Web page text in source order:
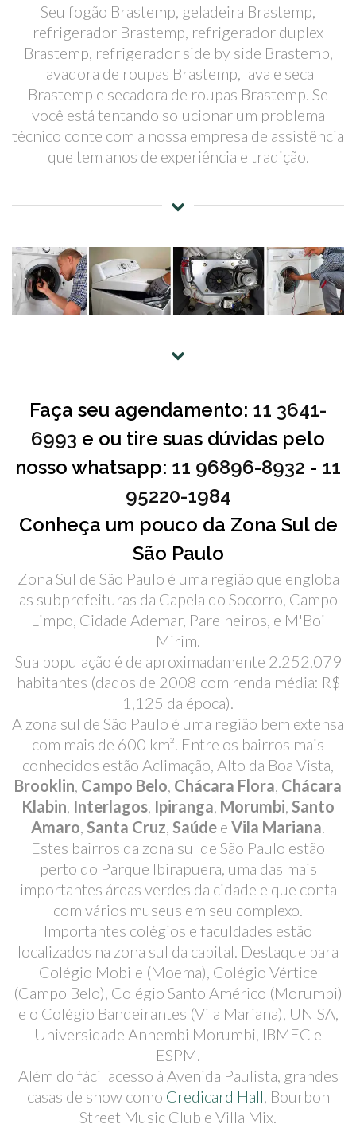
Seu fogão Brastemp, geladeira Brastemp,
refrigerador Brastemp, refrigerador duplex
Brastemp, refrigerador side by side Brastemp,
lavadora de roupas Brastemp, lava e seca
Brastemp e secadora de roupas Brastemp. Se
você está tentando solucionar um problema
técnico conte com a nossa empresa de assistência
que tem anos de experiência e tradição.
Faça seu agendamento: 11 3641-
6993 e ou tire suas dúvidas pelo
nosso whatsapp: 11 96896-8932 - 11
95220-1984
Conheça um pouco da Zona Sul de
São Paulo
Zona Sul de São Paulo é uma região que engloba
as subprefeituras da Capela do Socorro, Campo
Limpo, Cidade Ademar, Parelheiros, e M'Boi
Mirim.
Sua população é de aproximadamente 2.252.079
habitantes (dados de 2008 com renda média: R$
1,125 da época).
A zona sul de São Paulo é uma região bem extensa
com mais de 600 km². Entre os bairros mais
conhecidos estão Aclimação, Alto da Boa Vista,
Brooklin, Campo Belo, Chácara Flora, Chácara
Klabin, Interlagos, Ipiranga, Morumbi, Santo
Amaro, Santa Cruz, Saúde e Vila Mariana.
Estes bairros da zona sul de São Paulo estão
perto do Parque Ibirapuera, uma das mais
importantes áreas verdes da cidade e que conta
com vários museus em seu complexo.
Importantes colégios e faculdades estão
localizados na zona sul da capital. Destaque para
Colégio Mobile (Moema), Colégio Vértice
(Campo Belo), Colégio Santo Américo (Morumbi)
e o Colégio Bandeirantes (Vila Mariana), UNISA,
Universidade Anhembi Morumbi, IBMEC e
ESPM.
Além do fácil acesso à Avenida Paulista, grandes
casas de show como Credicard Hall, Bourbon
Street Music Club e Villa Mix.